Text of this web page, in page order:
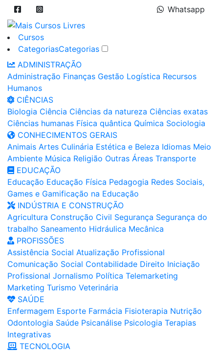
Whatsapp
Cursos
CategoriasCategorias
ADMINISTRAÇÃO
Administração Finanças Gestão Logística Recursos
Humanos
CIÊNCIAS
Biologia Ciência Ciências da natureza Ciências exatas
Ciências humanas Física quântica Química Sociologia
CONHECIMENTOS GERAIS
Animais Artes Culinária Estética e Beleza Idiomas Meio
Ambiente Música Religião Outras Áreas Transporte
EDUCAÇÃO
Educação Educação Física Pedagogia Redes Sociais,
Games e Gamificação na Educação
INDÚSTRIA E CONSTRUÇÃO
Agricultura Construção Civil Segurança Segurança do
trabalho Saneamento Hidráulica Mecânica
PROFISSÕES
Assistência Social Atualização Profissional
Comunicação Social Contabilidade Direito Iniciação
Profissional Jornalismo Política Telemarketing
Marketing Turismo Veterinária
SAÚDE
Enfermagem Esporte Farmácia Fisioterapia Nutrição
Odontologia Saúde Psicanálise Psicologia Terapias
Integrativas
TECNOLOGIA